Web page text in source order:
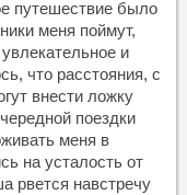
путешествие было
меня поймут,
и
что расстояния, с
внести ложку
поездки
меня в
на усталость от
рвется навстречу